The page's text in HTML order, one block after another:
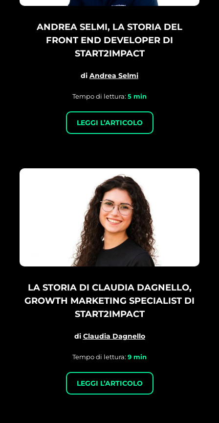
ANDREA SELMI, LA STORIA DEL
FRONT END DEVELOPER DI
START2IMPACT
di Andrea Selmi
Tempo di lettura: 5 min
LEGGI L’ARTICOLO
LA STORIA DI CLAUDIA DAGNELLO,
GROWTH MARKETING SPECIALIST DI
START2IMPACT
di Claudia Dagnello
Tempo di lettura: 9 min
LEGGI L’ARTICOLO